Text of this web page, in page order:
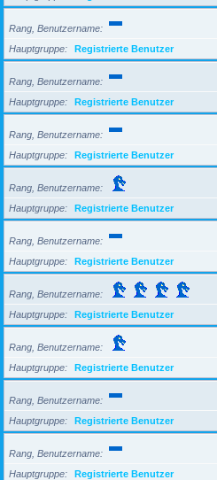
Rang, Benutzername
Hauptgruppe
Registrierte Benutzer
Rang, Benutzername
Hauptgruppe
Registrierte Benutzer
Rang, Benutzername
Hauptgruppe
Registrierte Benutzer
Rang, Benutzername
Hauptgruppe
Registrierte Benutzer
Rang, Benutzername
Hauptgruppe
Registrierte Benutzer
Rang, Benutzername
Hauptgruppe
Registrierte Benutzer
Rang, Benutzername
Hauptgruppe
Registrierte Benutzer
Rang, Benutzername
Hauptgruppe
Registrierte Benutzer
Rang, Benutzername
Hauptgruppe
Registrierte Benutzer